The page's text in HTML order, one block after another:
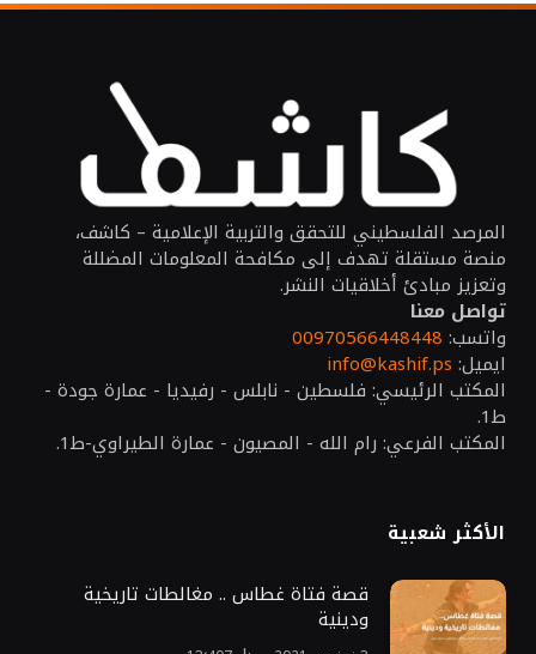
المرصد الفلسطيني للتحقق والتربية الإعلامية – كاشف،
منصة مستقلة تهدف إلى مكافحة المعلومات المضللة
وتعزيز مبادئ أخلاقيات النشر.
تواصل معنا
واتسب: 00970566448448
ايميل: info@kashif.ps
المكتب الرئيسي: فلسطين - نابلس - رفيديا - عمارة جودة -
ط1.
المكتب الفرعي: رام الله - المصيون - عمارة الطيراوي-ط1.
الأكثر شعبية
قصة فتاة غطاس .. مغالطات تاريخية
ودينية